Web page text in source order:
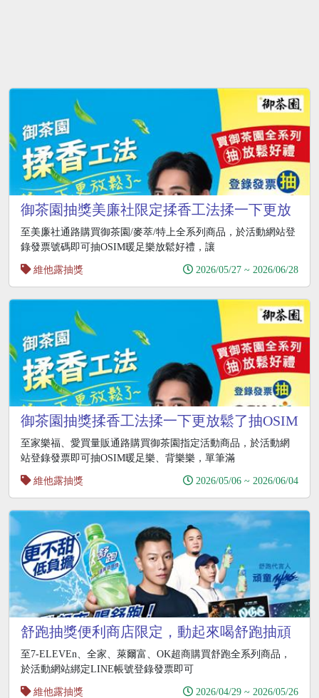
御茶園抽獎美廉社限定揉香工法揉一下更放
鬆了抽OSIM暖足樂
至美廉社通路購買御茶園/麥萃/特上全系列商品，於活動網站登
錄發票號碼即可抽OSIM暖足樂放鬆好禮，讓
維他露抽獎
2026/05/27 ~ 2026/06/28
御茶園抽獎揉香工法揉一下更放鬆了抽OSIM
至家樂福、愛買量販通路購買御茶園指定活動商品，於活動網
站登錄發票即可抽OSIM暖足樂、背樂樂，單筆滿
維他露抽獎
2026/05/06 ~ 2026/06/04
舒跑抽獎便利商店限定，動起來喝舒跑抽頑
童OGS高雄演唱會門票
至7-ELEVEn、全家、萊爾富、OK超商購買舒跑全系列商品，
於活動網站綁定LINE帳號登錄發票即可
維他露抽獎
2026/04/29 ~ 2026/05/26